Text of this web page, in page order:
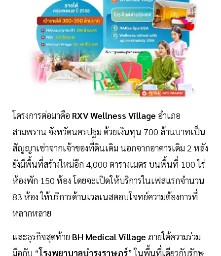
โครงการต่อมาคือ RXV Wellness Village อำเภอ
สามพราน จังหวัดนครปฐม ด้วยเงินทุน 700 ล้านบาทเป็น
สัญญาเช่าจากเจ้าของที่ดินเดิม นอกจากอาคารเดิม 2 หลัง
ยังมีพื้นที่สร้างใหม่อีก 4,000 ตารางเมตร บนพื้นที่ 100 ไร่
ห้องพัก 150 ห้อง โดยจะเปิดให้บริการในเฟสแรกจำนวน
83 ห้อง ให้บริการด้านเวลเนสตอบโจทย์ความต้องการที่
หลากหลาย
และธุรกิจสุดท้าย BH Medical Village ภายใต้ความร่วม
มือกับ “โรงพยาบาลบำรุงราษฎร์” ในพื้นที่เดียวกับรักษ